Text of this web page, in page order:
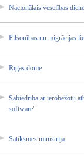
Nacionā­lais veselīb­as
Pilsonī­bas un migrāci­jas
Rīgas dome
Sabiedr­ība ar ierobež­otu
softwar­e"
Satiksm­es ministr­ija